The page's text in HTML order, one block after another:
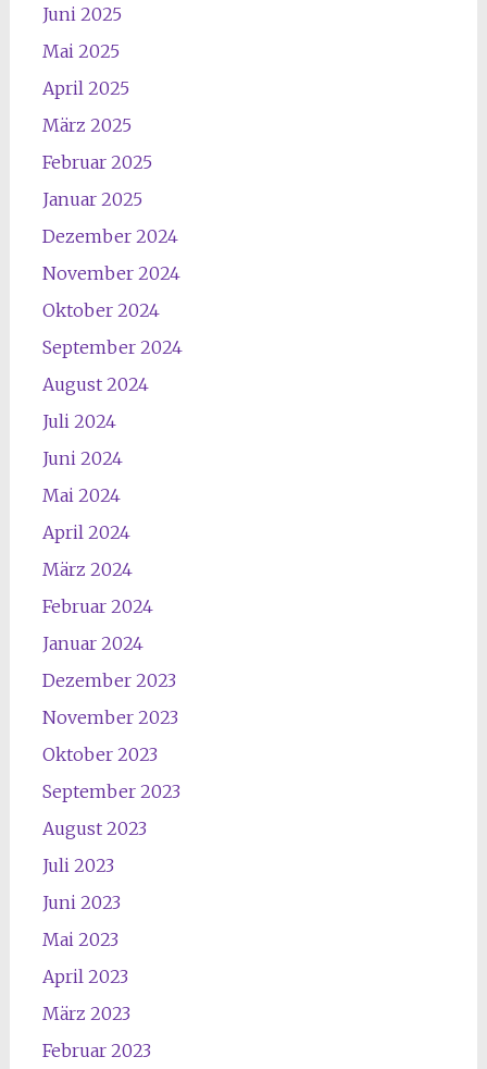
Juni 2025
Mai 2025
April 2025
März 2025
Februar 2025
Januar 2025
Dezember 2024
November 2024
Oktober 2024
September 2024
August 2024
Juli 2024
Juni 2024
Mai 2024
April 2024
März 2024
Februar 2024
Januar 2024
Dezember 2023
November 2023
Oktober 2023
September 2023
August 2023
Juli 2023
Juni 2023
Mai 2023
April 2023
März 2023
Februar 2023